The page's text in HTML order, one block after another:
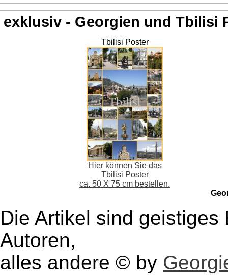
exklusiv - Georgien und Tbilisi
Tbilisi Poster
Hier können Sie das
Tbilisi Poster
ca. 50 X 75 cm bestellen.
Die Artikel sind
Autoren,
alles andere © by